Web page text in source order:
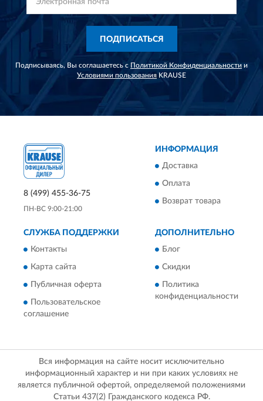
ПОДПИСАТЬСЯ
Подписываясь, Вы соглашаетесь с Политикой Конфиденциальности и
Условиями пользованияKRAUSE
8 (499) 455-36-75
ПН-ВС 9:00-21:00
ИНФОРМАЦИЯ
Доставка
Оплата
Возврат товара
СЛУЖБА ПОДДЕРЖКИ
Контакты
Карта сайта
Публичная оферта
Пользовательское
соглашение
ДОПОЛНИТЕЛЬНО
Блог
Скидки
Политика
конфиденциальности
Вся информация на сайте носит исключительно
информационный характер и ни при каких условиях не
является публичной офертой, определяемой положениями
Статьи 437(2) Гражданского кодекса РФ.